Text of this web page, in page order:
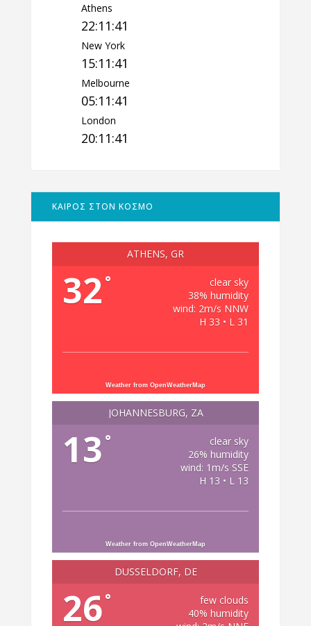
Athens
22:11:42
New York
15:11:42
Melbourne
05:11:42
London
20:11:42
ΚΑΙΡΟΣ ΣΤΟΝ ΚΟΣΜΟ
ATHENS, GR
32 °
clear sky
38% humidity
wind: 2m/s NNW
H 33 • L 31
Weather from OpenWeatherMap
JOHANNESBURG, ZA
13 °
clear sky
26% humidity
wind: 1m/s SSE
H 13 • L 13
Weather from OpenWeatherMap
DÜSSELDORF, DE
26°
few clouds
40% humidity